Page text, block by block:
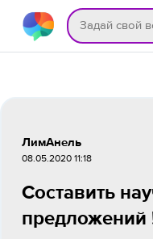
ЛимАнель
08.05.2020 11:18
Составить
предложений